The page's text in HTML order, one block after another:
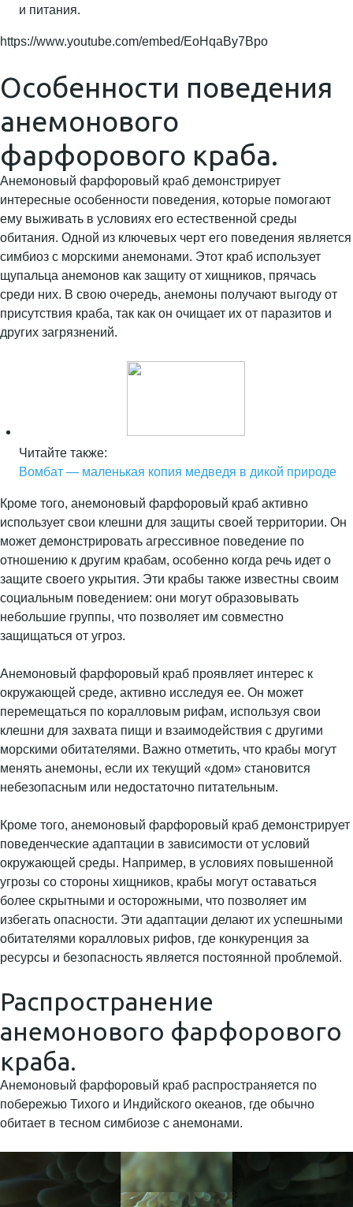
и питания.
https://www.youtube.com/embed/EoHqaBy7Bpo
Особенности поведения
анемонового
фарфорового краба.
Анемоновый фарфоровый краб демонстрирует
интересные особенности поведения, которые помогают
ему выживать в условиях его естественной среды
обитания. Одной из ключевых черт его поведения является
симбиоз с морскими анемонами. Этот краб использует
щупальца анемонов как защиту от хищников, прячась
среди них. В свою очередь, анемоны получают выгоду от
присутствия краба, так как он очищает их от паразитов и
других загрязнений.
Читайте также:
Вомбат — маленькая копия медведя в дикой природе
Кроме того, анемоновый фарфоровый краб активно
использует свои клешни для защиты своей территории. Он
может демонстрировать агрессивное поведение по
отношению к другим крабам, особенно когда речь идет о
защите своего укрытия. Эти крабы также известны своим
социальным поведением: они могут образовывать
небольшие группы, что позволяет им совместно
защищаться от угроз.
Анемоновый фарфоровый краб проявляет интерес к
окружающей среде, активно исследуя ее. Он может
перемещаться по коралловым рифам, используя свои
клешни для захвата пищи и взаимодействия с другими
морскими обитателями. Важно отметить, что крабы могут
менять анемоны, если их текущий «дом» становится
небезопасным или недостаточно питательным.
Кроме того, анемоновый фарфоровый краб демонстрирует
поведенческие адаптации в зависимости от условий
окружающей среды. Например, в условиях повышенной
угрозы со стороны хищников, крабы могут оставаться
более скрытными и осторожными, что позволяет им
избегать опасности. Эти адаптации делают их успешными
обитателями коралловых рифов, где конкуренция за
ресурсы и безопасность является постоянной проблемой.
Распространение
анемонового фарфорового
краба.
Анемоновый фарфоровый краб распространяется по
побережью Тихого и Индийского океанов, где обычно
обитает в тесном симбиозе с анемонами.